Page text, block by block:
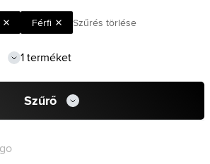
Férfi Szűrés törlése
1 terméket
Szűrő